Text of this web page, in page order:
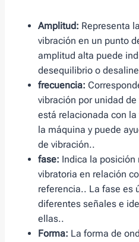
Amplitud: Representa
vibración en un punto
amplitud alta puede
desequilibrio o
frecuencia:
vibración por unidad
está relacionada con
la máquina y puede
de vibración..
fase: Indica la posición
vibratoria en relación
referencia.. La fase es
diferentes señales e
ellas..
Forma: La forma de